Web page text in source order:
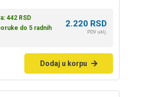
442 RSD
do 5 radnih
2.220 RSD
PDV uklj.
Dodaj u korpu